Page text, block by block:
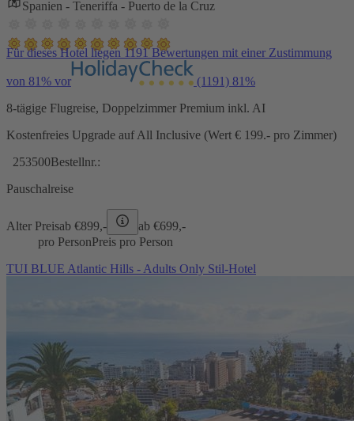
Spanien - Teneriffa - Puerto de la Cruz
Für dieses Hotel liegen 1191 Bewertungen mit einer Zustimmung
von 81% vor (1191) 81%
8-tägige Flugreise, Doppelzimmer Premium inkl. AI
Kostenfreies Upgrade auf All Inclusive (Wert € 199.- pro Zimmer)
253500Bestellnr.:
Pauschalreise
Alter Preisab €899,- ab €699,-
pro PersonPreis pro Person
TUI BLUE Atlantic Hills - Adults Only Stil-Hotel